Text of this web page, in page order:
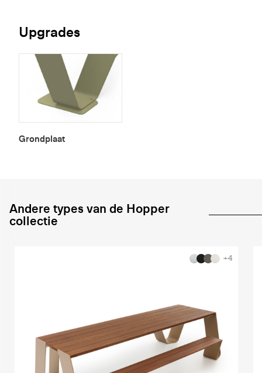
Upgrades
Grondplaat
Andere types van de Hopper
collectie
+4